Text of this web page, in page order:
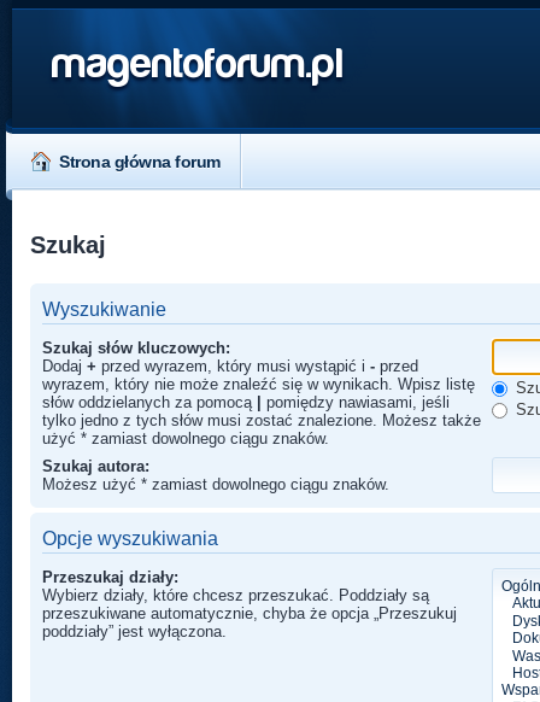
magentoforum.pl
Strona główna forum
Szukaj
Wyszukiwanie
Szukaj słów kluczowych:
Dodaj + przed wyrazem, który musi wystąpić i - przed
wyrazem, który nie może znaleźć się w wynikach. Wpisz listę
słów oddzielanych za pomocą
pomiędzy nawiasami, jeśli
tylko jedno z tych słów musi zostać znalezione. Możesz także
użyć * zamiast dowolnego ciągu znaków.
Szukaj autora:
Możesz użyć * zamiast dowolnego ciągu znaków.
Opcje wyszukiwania
Przeszukaj działy:
Wybierz działy, które chcesz przeszukać. Poddziały są
przeszukiwane automatycznie, chyba że opcja „Przeszukuj
poddziały” jest wyłączona.